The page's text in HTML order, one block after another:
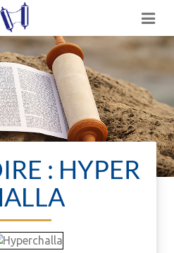
: HYPER